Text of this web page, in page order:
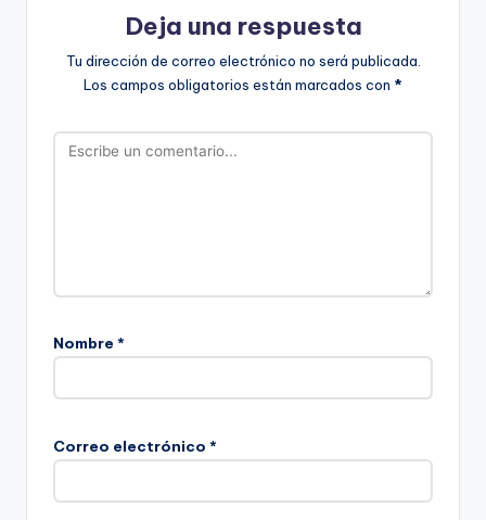
Deja una respuesta
Tu dirección de correo electrónico no será publicada.
Los campos obligatorios están marcados con *
Nombre *
Correo electrónico *